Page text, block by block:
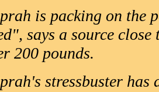
is packing on the
says a source
200 pounds.
stressbuster has